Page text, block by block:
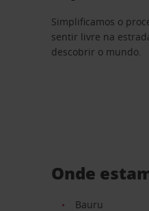
Simplificamos o
sentir livre na
descobrir o mundo.
Onde
Bauru